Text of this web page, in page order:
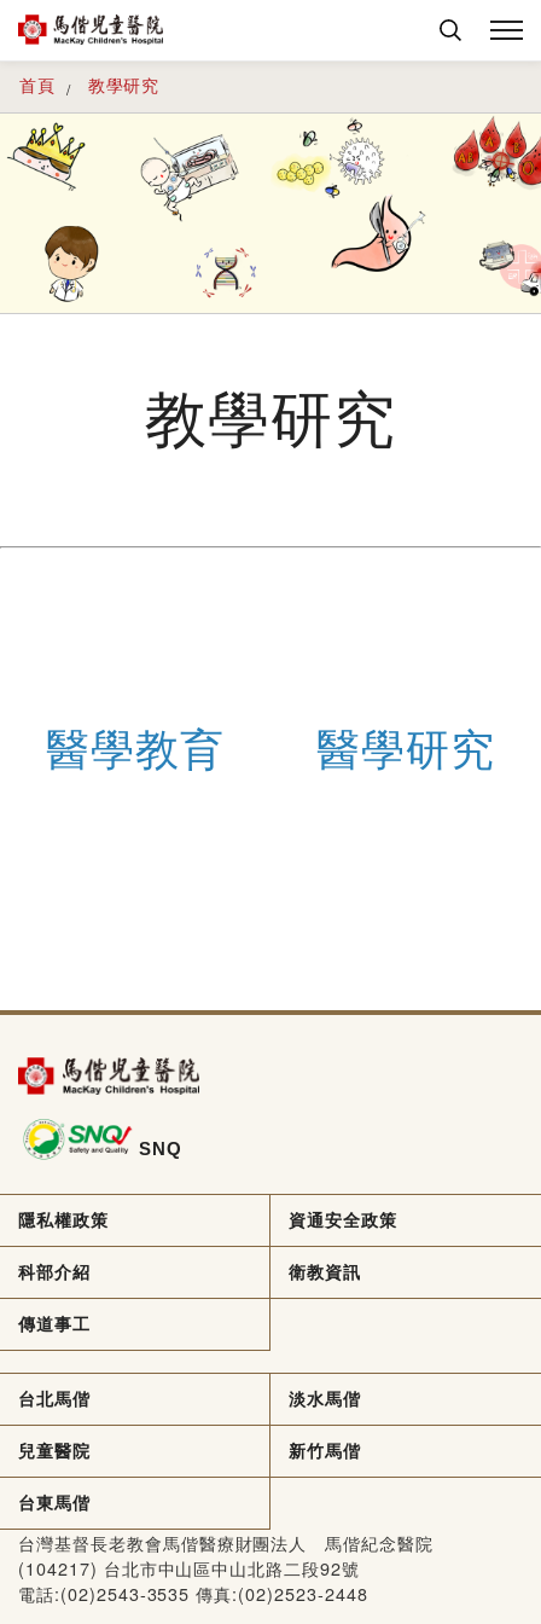
首頁 教學研究
教學研究
醫學教育 醫學研究
SNQ
隱私權政策 資通安全政策
科部介紹 衛教資訊
傳道事工
台北馬偕 淡水馬偕
兒童醫院 新竹馬偕
台東馬偕
台灣基督長老教會馬偕醫療財團法人 馬偕紀念醫院
(104217) 台北市中山區中山北路二段92號
電話:(02)2543-3535 傳真:(02)2523-2448